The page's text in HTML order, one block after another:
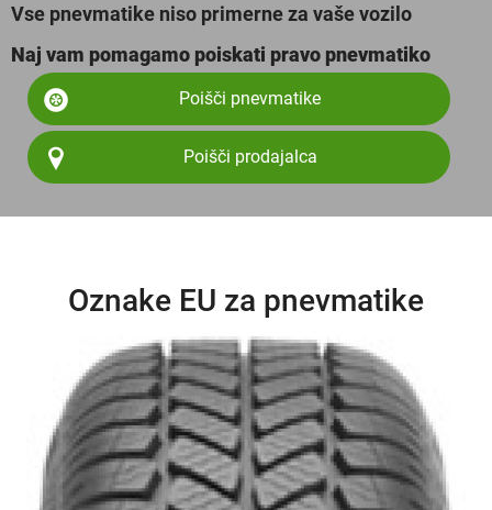
Vse pnevmatike niso primerne za vaše vozilo
Naj vam pomagamo poiskati pravo pnevmatiko
Poišči pnevmatike
Poišči prodajalca
Oznake EU za pnevmatike